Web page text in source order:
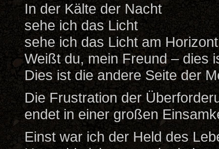
In der Kälte der Nacht
sehe ich das Licht
sehe ich das Licht am Horizont
Weißt du, mein Freund – dies
Dies ist die andere Seite der
Die Frustration der
endet in einer großen
Einst war ich der Held des